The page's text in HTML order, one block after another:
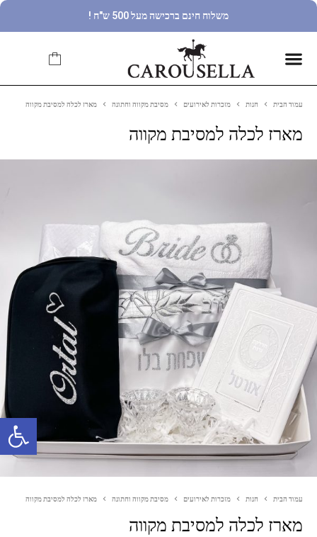
פתח סרגל נגישות
משלוח חינם ברכישה מעל 500 ש"ח !
עמוד הבית חנות מזכרות לאירועים מסיבת מקווה וחתונה מארז לכלה למסיבת מקווה
מארז לכלה למסיבת מקווה
עמוד הבית חנות מזכרות לאירועים מסיבת מקווה וחתונה מארז לכלה למסיבת מקווה
מארז לכלה למסיבת מקווה